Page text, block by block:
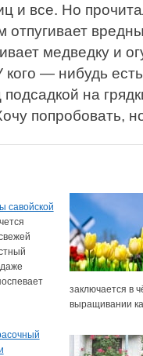
и все. Но
отпугивает
медведку и
кого — нибудь
на
попробовать,
савойской
заключается в
выращивании